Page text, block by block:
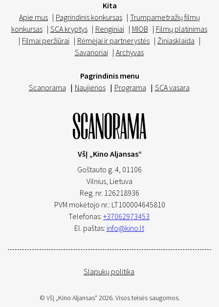
Kita
Apie mus | Pagrindinis konkursas | Trumpametražių filmų
konkursas | SCA kryptys | Renginiai | MIOB | Filmų platinimas
| Filmai peržiūrai | Rėmėjai ir partnerystės | Žiniasklaida |
Savanoriai | Archyvas
Pagrindinis menu
Scanorama | Naujienos | Programa | SCA vasara
VšĮ „Kino Aljansas“
Goštauto g. 4, 01106
Vilnius, Lietuva
Reg. nr. 126218936
PVM mokėtojo nr.: LT100004645810
Telefonas: +37062973453
El. paštas: info@kino.lt
Slapukų politika
© VšĮ „Kino Aljansas“ 2026. Visos teisės saugomos.